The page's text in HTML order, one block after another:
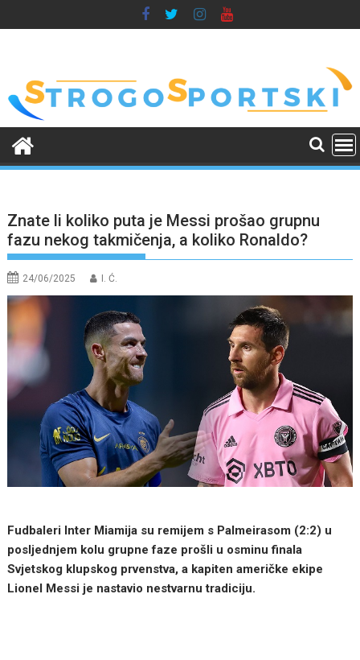
to
Znate li koliko puta je Messi prošao grupnu
fazu nekog takmičenja, a koliko Ronaldo?
24/06/2025 I. Ć.
Fudbaleri Inter Miamija su remijem s Palmeirasom (2:2) u
posljednjem kolu grupne faze prošli u osminu finala
Svjetskog klupskog prvenstva, a kapiten američke ekipe
Lionel Messi je nastavio nestvarnu tradiciju.